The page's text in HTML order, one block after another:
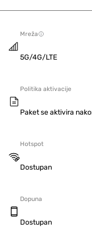
Mreža
5G/4G/LTE
Politika aktivacije
Paket se aktivira
Hotspot
Dostupan
Dopuna
Dostupan